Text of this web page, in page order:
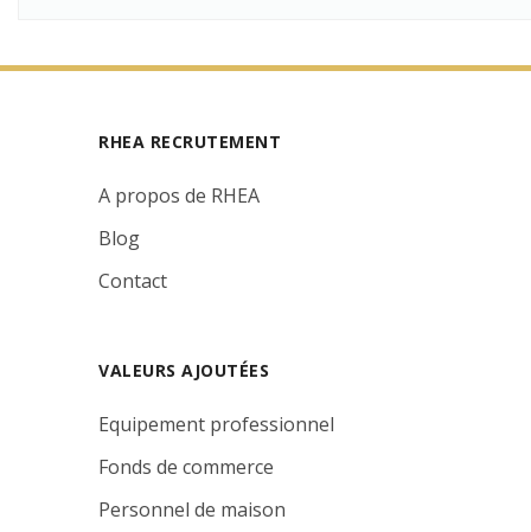
RHEA RECRUTEMENT
A propos de RHEA
Blog
Contact
VALEURS AJOUTÉES
Equipement professionnel
Fonds de commerce
Personnel de maison